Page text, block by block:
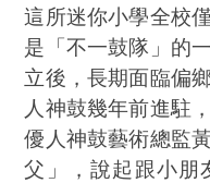
這所迷你小學全校
是「不一鼓隊」的
立後，長期面臨偏
人神鼓幾年前進駐
優人神鼓藝術總監
父」，說起跟小朋